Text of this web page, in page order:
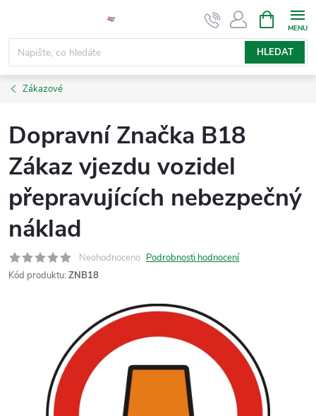
obsah
HLEDAT
NÁKUPNÍ
KOŠÍK
Zákazové
Dopravní Značka B18
Zákaz vjezdu vozidel
přepravujících nebezpečný
náklad
Neohodnoceno Podrobnosti hodnocení
Kód produktu: ZNB18